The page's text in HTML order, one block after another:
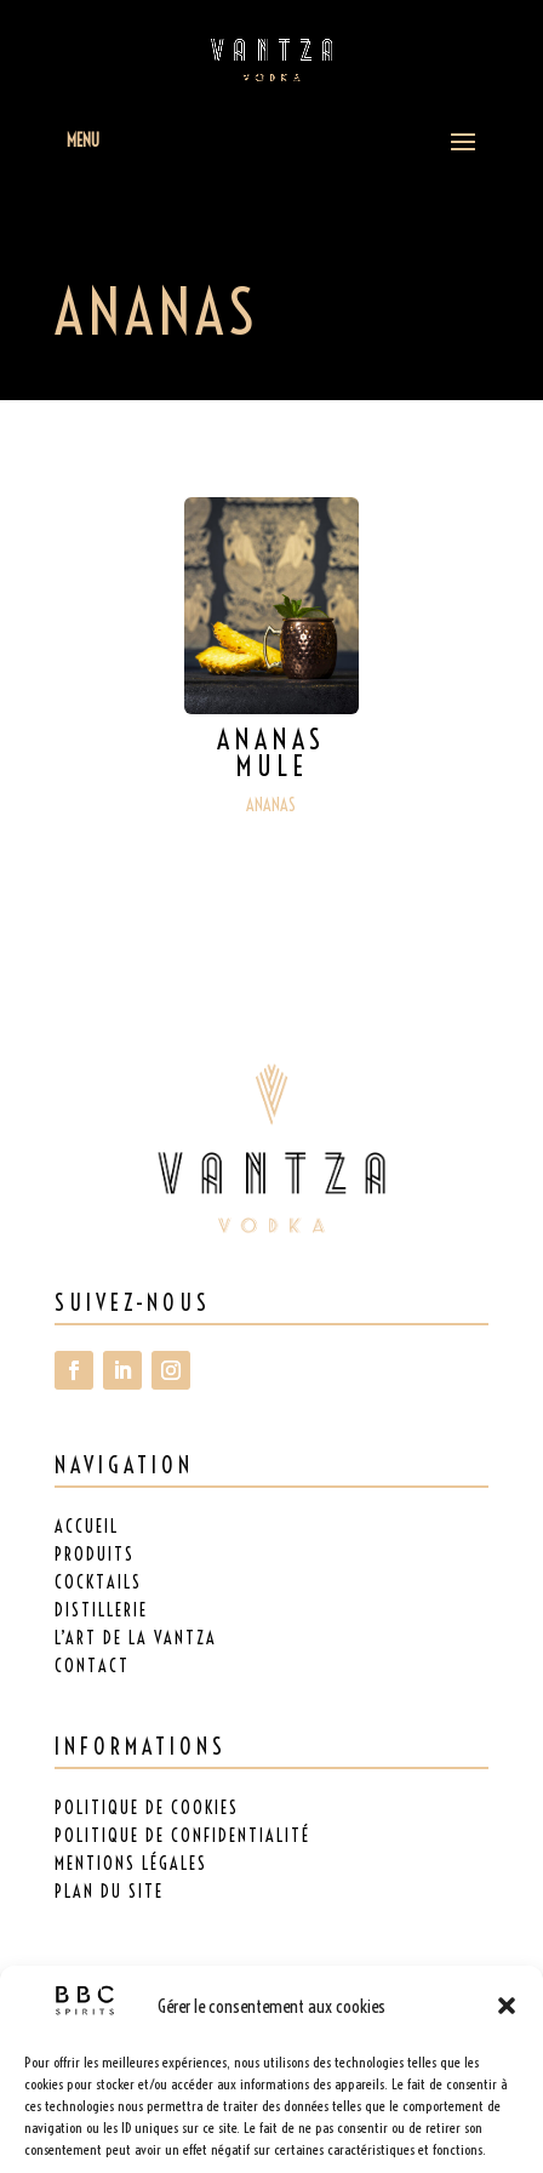
Gérer le consentement aux cookies
Pour offrir les meilleures expériences, nous utilisons des technologies telles que les
cookies pour stocker et/ou accéder aux informations des appareils. Le fait de consentir à
ces technologies nous permettra de traiter des données telles que le comportement de
navigation ou les ID uniques sur ce site. Le fait de ne pas consentir ou de retirer son
consentement peut avoir un effet négatif sur certaines caractéristiques et fonctions.
MENU
ANANAS
ANANAS
MULE
ANANAS
SUIVEZ-NOUS
NAVIGATION
ACCUEIL
PRODUITS
COCKTAILS
DISTILLERIE
L’ART DE LA VANTZA
CONTACT
INFORMATIONS
POLITIQUE DE COOKIES
POLITIQUE DE CONFIDENTIALITÉ
MENTIONS LÉGALES
PLAN DU SITE
VANTZA, UNE MARQUEBBC SPIRITS.